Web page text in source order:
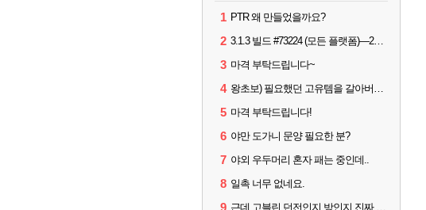
1 PTR 왜 만들었을까요?
2 3.1.3 빌드 #73224 (모든 플랫폼)—2026년 8월 13일
3 마격 부탁드립니다~
4 왕초보) 필요했던 고유템을 갈아버렸다 크흑.,..
5 마격 부탁드립니다!
6 야만 도가니 문양 필요한 분?
7 야외 우두머리 혼자 패는 중인데..
8 일촉 너무 없네요.
근데 고블린 던전인지 방인지 진짜 나옴?